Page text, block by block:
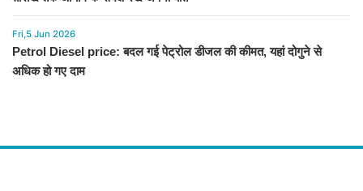
Fri,5 Jun 2026
Petrol Diesel price: बदल गई पेट्रोल डीजल की कीमत, यहां दोगुने से
अधिक हो गए दाम